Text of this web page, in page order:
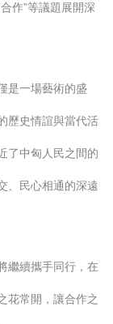
作”等議題展開深
是一場藝術的盛
歷史情誼與當代活
了中匈人民之間的
、民心相通的深遠
繼續攜手同行，在
花常開，讓合作之